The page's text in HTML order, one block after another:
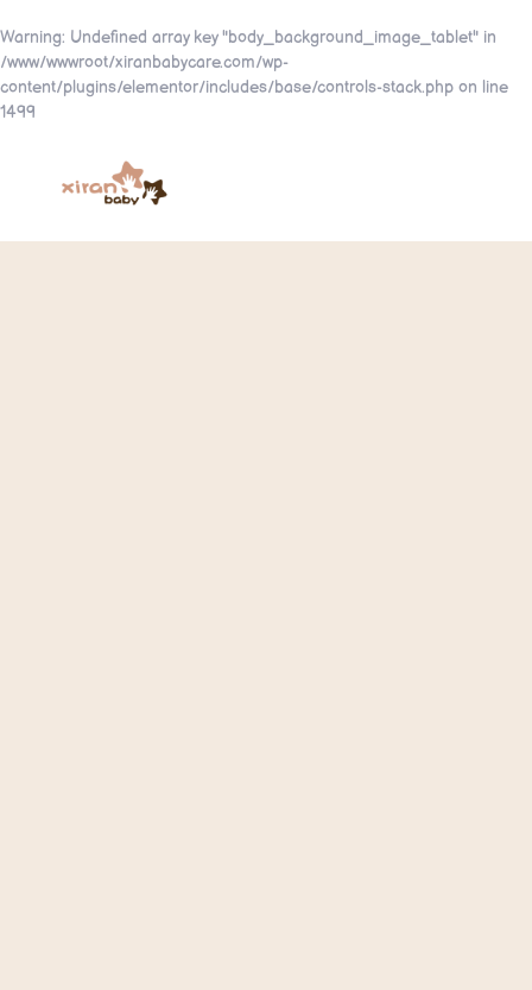
Warning: Undefined array key "body_background_image_tablet" in
/www/wwwroot/xiranbabycare.com/wp-
content/plugins/elementor/includes/base/controls-stack.php on line
1499